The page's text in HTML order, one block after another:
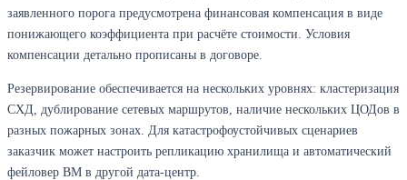
заявленного порога предусмотрена финансовая компенсация в виде
понижающего коэффициента при расчёте стоимости. Условия
компенсации детально прописаны в договоре.
Резервирование обеспечивается на нескольких уровнях: кластеризация
СХД, дублирование сетевых маршрутов, наличие нескольких ЦОДов в
разных пожарных зонах. Для катастрофоустойчивых сценариев
заказчик может настроить репликацию хранилища и автоматический
фейловер ВМ в другой дата-центр.